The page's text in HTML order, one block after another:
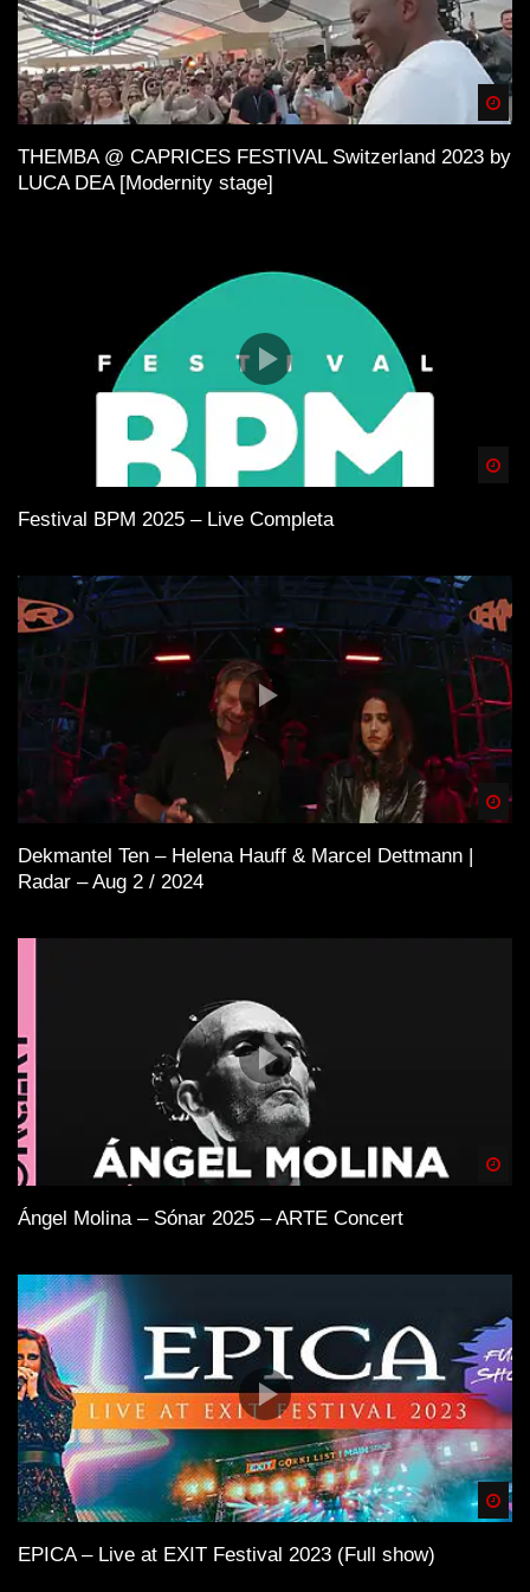
THEMBA @ CAPRICES FESTIVAL Switzerland 2023 by
LUCA DEA [Modernity stage]
Festival BPM 2025 – Live Completa
Dekmantel Ten – Helena Hauff & Marcel Dettmann |
Radar – Aug 2 / 2024
Ángel Molina – Sónar 2025 – ARTE Concert
EPICA – Live at EXIT Festival 2023 (Full show)